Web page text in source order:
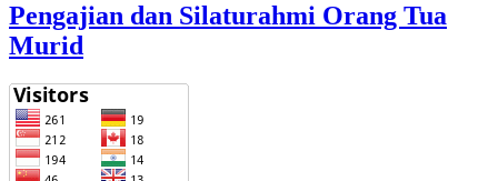
Pengajian dan Silaturahmi Orang Tua
Murid